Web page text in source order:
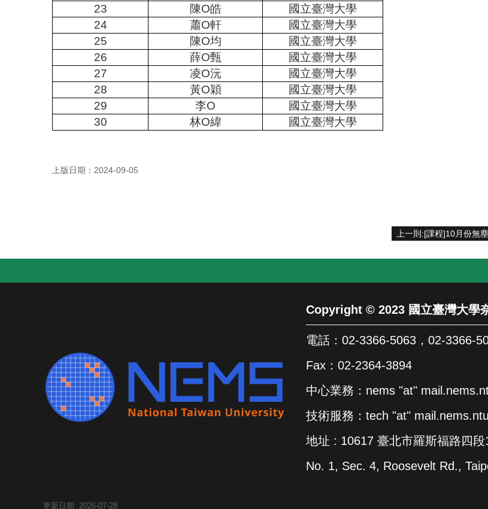
23
陳O皓
國立臺灣大學
24
蕭O軒
國立臺灣大學
25
陳O均
國立臺灣大學
26
薛O甄
國立臺灣大學
27
凌O沅
國立臺灣大學
28
黃O穎
國立臺灣大學
29
李O
國立臺灣大學
30
林O緯 國立臺灣大學
上版日期：2024-09-05
Copyright © 2023 國立臺灣大學
電話：02-3366-5063，02-3366-
Fax：02-2364-3894
中心業務：nems "at"
技術服務：tech "at"
地址 : 10617 臺北市羅斯福路四
No. 1, Sec. 4, Roosevelt Rd.,
更新日期 2026-07-28